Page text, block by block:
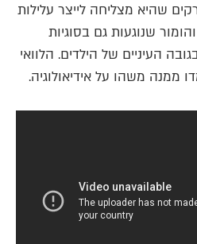
עונות ויותר מ-120 פרקים שהיא מצליחה לייצר עלילות
שנוגעות גם בסוגיות
העיניים של הילדים. הלוואי
ממנה משהו על אידיאולוגיה.